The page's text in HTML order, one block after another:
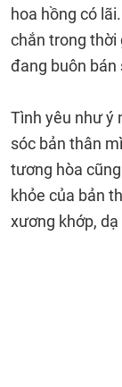
hoa hồng có
chắn trong thời
đang buôn bán
Tình yêu như ý
sóc bản thân
tương hòa
khỏe của bản
xương khớp,